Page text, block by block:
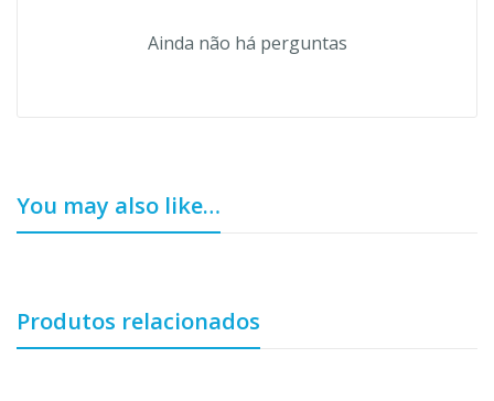
Ainda não há perguntas
You may also like…
Produtos relacionados